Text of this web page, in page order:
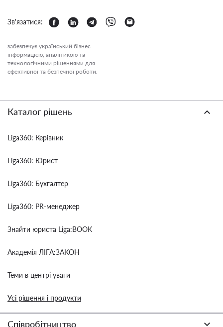
Зв'язатися:
забезпечує український бізнес
інформацією, аналітикою та
технологічними рішеннями для
ефективної та безпечної роботи.
Каталог рішень
Liga360: Керівник
Liga360: Юрист
Liga360: Бухгалтер
Liga360: PR-менеджер
Знайти юриста Liga:BOOK
Академія ЛІГА:ЗАКОН
Теми в центрі уваги
Усі рішення і продукти
Співробітництво